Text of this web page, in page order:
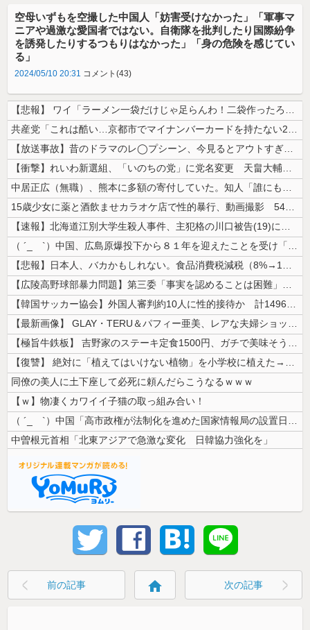
空母いずもを空撮した中国人「妨害受けなかった」「軍事マ
ニアや過激な愛国者ではない。自衛隊を批判したり国際紛争
を誘発したりするつもりはなかった」「身の危険を感じてい
る」
2024/05/10 20:31 コメント(43)
【悲報】 ワイ「ラーメン一袋だけじゃ足らんわ！二袋作ったろ！」→結果ｗ...
共産党「これは酷い…京都市でマイナンバーカードを持たない29万人がポイ...
【放送事故】昔のドラマのレ◯プシーン、今見るとアウトすぎる・・・
【衝撃】れいわ新選組、「いのちの党」に党名変更 天畠大輔氏が共同代表へ
中居正広（無職）、熊本に多額の寄付していた。知人「誰にも知られなくても...
15歳少女に薬と酒飲ませカラオケ店で性的暴行、動画撮影 54歳無職を再...
【速報】北海道江別大学生殺人事件、主犯格の川口被告(19)に無期懲役の...
（ ´_ゝ`）中国、広島原爆投下から８１年を迎えたことを受け「日本は原...
【悲報】日本人、バカかもしれない。食品消費税減税（8%→1%）に93....
【広陵高野球部暴力問題】第三委「事実を認めることは困難」元部員「SNS...
【韓国サッカー協会】外国人審判約10人に性的接待か 計1496回、約2...
【最新画像】 GLAY・TERU＆パフィー亜美、レアな夫婦ショットを公...
【極旨牛鉄板】 吉野家のステーキ定食1500円、ガチで美味そうｗｗｗ
【復讐】 絶対に「植えてはいけない植物」を小学校に植えた→20年経って...
同僚の美人に土下座して必死に頼んだらこうなるｗｗｗ
【ｗ】物凄くカワイイ子猫の取っ組み合い！
（ ´_ゝ`）中国「高市政権が法制化を進めた国家情報局の設置日が7月3...
中曽根元首相「北東アジアで急激な変化 日韓協力強化を」
前の記事 home 次の記事